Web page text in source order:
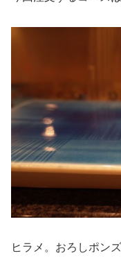
ヒラメ。おろしポン